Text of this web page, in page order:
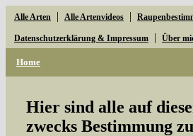
Alle Arten | Alle Artenvideos |
Datenschutzerklärung & Impressum | Über
Home
Hier sind alle auf
zwecks Bestimmung